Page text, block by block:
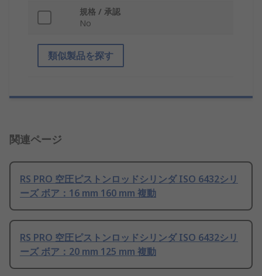
規格 / 承認
No
類似製品を探す
関連ページ
RS PRO 空圧ピストンロッドシリンダ ISO 6432シリ
ーズ ボア：16 mm 160 mm 複動
RS PRO 空圧ピストンロッドシリンダ ISO 6432シリ
ーズ ボア：20 mm 125 mm 複動